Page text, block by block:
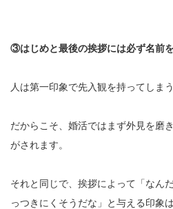
③はじめと最後の挨拶には必ず名前
人は第一印象で先入観を持ってしまう
だからこそ、婚活ではまず外見を磨
がされます。
それと同じで、挨拶によって「なん
っつきにくそうだな」と与える印象